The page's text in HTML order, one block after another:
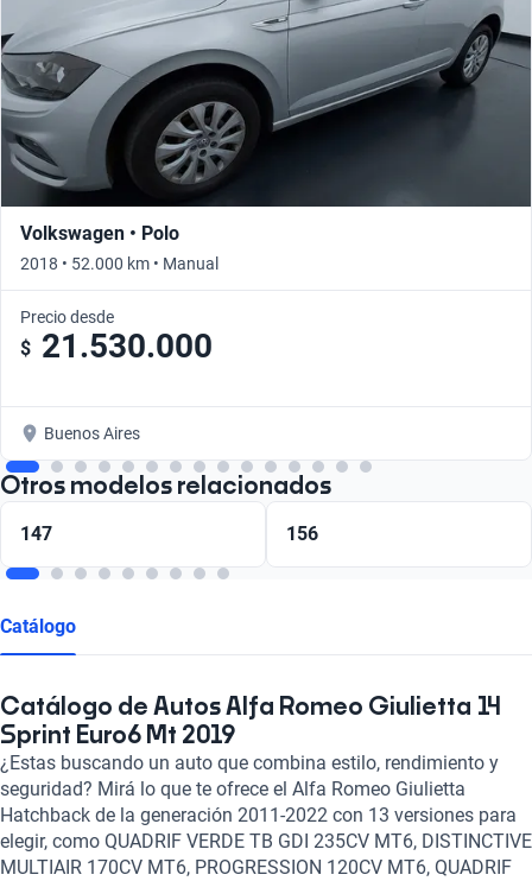
Volkswagen • Polo
2018 • 52.000 km • Manual
Precio desde
$ 21.530.000
Buenos Aires
Otros modelos relacionados
147 156
Catálogo
Catálogo de Autos Alfa Romeo Giulietta 14
Sprint Euro6 Mt 2019
¿Estas buscando un auto que combina estilo, rendimiento y
seguridad? Mirá lo que te ofrece el Alfa Romeo Giulietta
Hatchback de la generación 2011-2022 con 13 versiones para
elegir, como QUADRIF VERDE TB GDI 235CV MT6, DISTINCTIVE
MULTIAIR 170CV MT6, PROGRESSION 120CV MT6, QUADRIF